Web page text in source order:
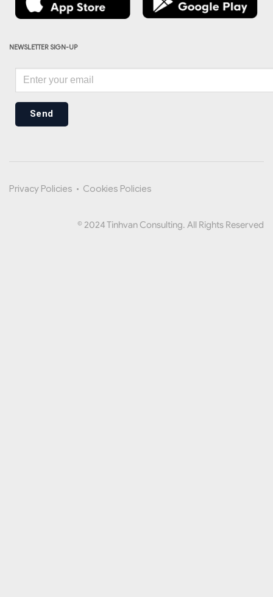
NEWSLETTER SIGN-UP
Send
Privacy Policies • Cookies Policies
© 2024 Tinhvan Consulting. All Rights Reserved